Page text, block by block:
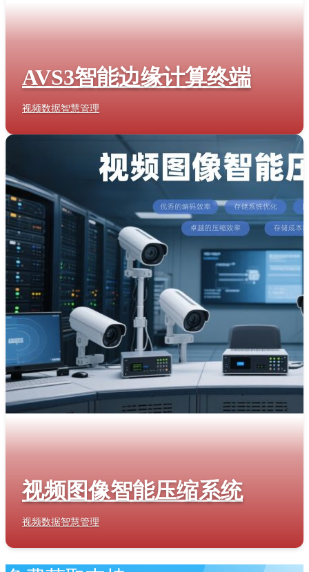
AVS3智能边缘计算终端
视频数据智慧管理
视频图像智能压缩系统
视频数据智慧管理